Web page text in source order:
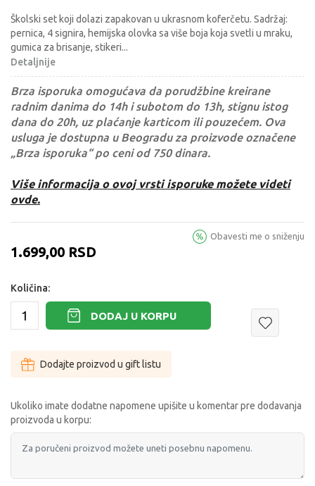
Školski set koji dolazi zapakovan u ukrasnom koferčetu. Sadržaj:
pernica, 4 signira, hemijska olovka sa više boja koja svetli u mraku,
gumica za brisanje, stikeri...
Detaljnije
Brza isporuka omogućava da porudžbine kreirane
radnim danima do 14h i subotom do 13h, stignu istog
dana do 20h, uz plaćanje karticom ili pouzećem. Ova
usluga je dostupna u Beogradu za proizvode označene
„Brza isporuka“ po ceni od 750 dinara.
Više informacija o ovoj vrsti isporuke možete videti
ovde.
1.699,00 RSD
Obavesti me o sniženju
Količina:
DODAJ U KORPU
Dodajte proizvod u gift listu
Ukoliko imate dodatne napomene upišite u komentar pre dodavanja
proizvoda u korpu: